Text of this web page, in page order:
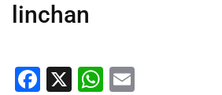
linchan
Facebook
X WhatsApp